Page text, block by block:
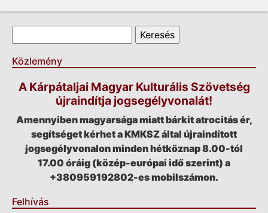
Keresés űrlap
Közlemény
A Kárpátaljai Magyar Kulturális Szövetség
újraindítja jogsegélyvonalát!
Amennyiben magyarsága miatt bárkit atrocitás ér,
segítséget kérhet a KMKSZ által újraindított
jogsegélyvonalon minden hétköznap 8.00-tól
17.00 óráig (közép-európai idő szerint) a
+380959192802-es mobilszámon.
Felhívás